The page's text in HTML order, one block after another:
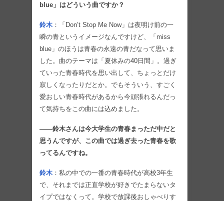
blue」はどういう曲ですか？
鈴木 ：「Don’t Stop Me Now」は夜明け前の一
瞬の青というイメージなんですけど、「miss
blue」のほうは青春の永遠の青だなって思いま
した。曲のテーマは「夏休みの40日間」。過ぎ
ていった青春時代を思い出して、ちょっとだけ
寂しくなったりだとか。でもそういう、すごく
愛おしい青春時代があるから今頑張れるんだっ
て気持ちをこの曲には込めました。
――鈴木さんは今大学生の青春まっただ中だと
思うんですが、この曲では過ぎ去った青春を歌
ってるんですね。
鈴木 ：私の中での一番の青春時代が高校3年生
で、それまでは正直学校が好きでたまらないタ
イプではなくって。学校で放課後おしゃべりす